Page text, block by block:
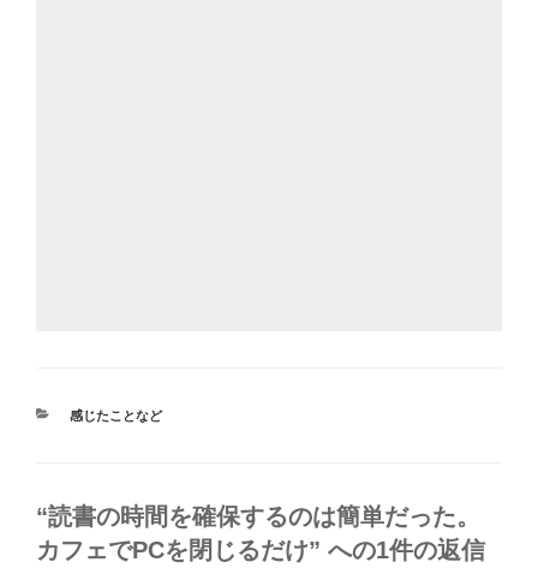
カ
感じたことなど
“読書の時間を確保するのは簡単だった。
カフェでPCを閉じるだけ” への1件の返信